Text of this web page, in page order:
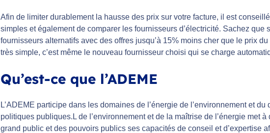
Afin de limiter durablement la hausse des prix sur votre facture, il est
simples et également de comparer les fournisseurs d’électricité. Sachez
fournisseurs alternatifs avec des offres jusqu’à 15% moins cher que le prix
très simple, c’est même le nouveau fournisseur choisi qui se charge
Qu’est-ce que l’ADEME
L’ADEME participe dans les domaines de l’énergie de l’environnement et
politiques publiques.L de l’environnement et de la maîtrise de l’énergie met
grand public et des pouvoirs publics ses capacités de conseil et d’expertise